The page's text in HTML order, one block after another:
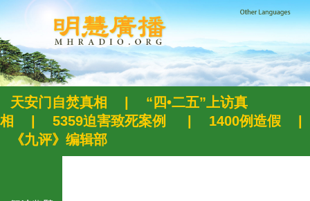
天安门自焚真相
“四•二五”上访真
相
5359迫害致死案例 1400例造假
《九评》编辑部